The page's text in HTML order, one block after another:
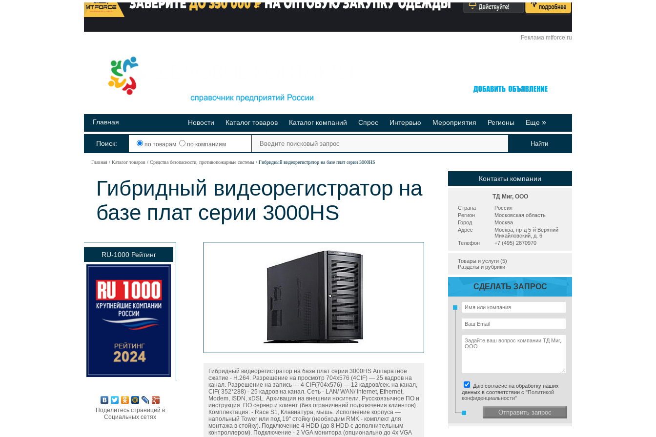
Реклама mtforce.ru
Главная Новости Каталог товаров Каталог компаний Спрос Интервью Мероприятия Регионы Еще »
Реклама на сайте
Поиск: по товарам по компаниям
Главная Каталог товаров Средства безопасности, противопожарные системы Гибридный видеорегистратор на базе плат серии 3000HS
Гибридный видеорегистратор на
базе плат серии 3000HS
RU-1000 Рейтинг
Поделитесь страницей в
Социальных сетях
Гибридный видеорегистратор на базе плат серии 3000HS Аппаратное
сжатие - H.264. Разрешение на просмотр 704x576 (4CIF) — 25 кадров на
канал. Разрешение на запись — 4 CIF(704х576) — 12 кадров/сек. на канал,
CIF( 352*288) - 25 кадров на канал. Сеть - LAN/ WAN/ Internet, Ethernet,
Modem, ISDN, xDSL. Архивация на внешнии носители. Русскоязычное ПО и
инструкция. ПО сервер и клиент (без ограничений подключения клиентов).
Комплектация: - Race S1, Клавиатура, мышь. Исполнение корпуса —
напольный Tower или под 19'' стойку (необходим RMK - комплект для
монтажа в стойку). Подключение 4 HDD (до 8 HDD с дополнительным
контроллером). Подключение - 2 VGA монитора (опционально до 4х VGA
Контакты компании
ТД Миг, ООО
Страна
Россия
Регион
Московская область
Город
Москва
Адрес
Москва, пр-д 5-й Верхний
Михайловский, д. 6
Телефон
+7 (495) 2870970
Товары и услуги (5)
Разделы и рубрики
СДЕЛАТЬ ЗАПРОС
Даю согласие на обработку наших
данных в соответствии с "Политикой
конфиденциальности"
Отправить запрос